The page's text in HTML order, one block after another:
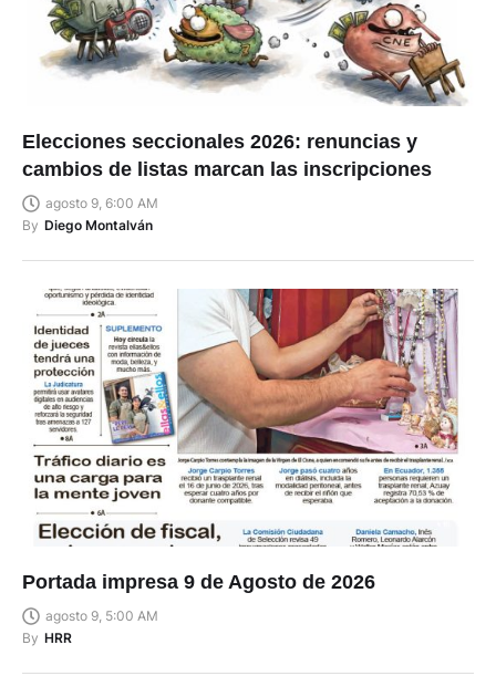
Elecciones seccionales 2026: renuncias y
cambios de listas marcan las inscripciones
agosto 9, 6:00 AM
By Diego Montalván
Portada impresa 9 de Agosto de 2026
agosto 9, 5:00 AM
By HRR